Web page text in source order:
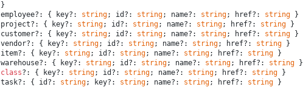
				}
				employee?: { key?:
string; id?: string; name?: string; href?: string }
				project?: { key?:
string; id?: string; name?: string; href?: string }
				customer?: { key?:
string; id?: string; name?: string; href?: string }
				vendor?: { key?:
string; id?: string; name?: string; href?: string }
				item?: { key?:
string; id?: string; name?: string; href?: string }
				warehouse?: { key?:
string; id?: string; name?: string; href?: string }
class?: { key?: string; id?: string; name?: string; href?: string }
				task?: { id?:
string; key?: string; name?: string; href?: string }